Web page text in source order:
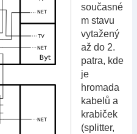
současné
m stavu
vytažený
až do 2.
patra, kde
je
hromada
kabelů a
krabiček
(splitter,